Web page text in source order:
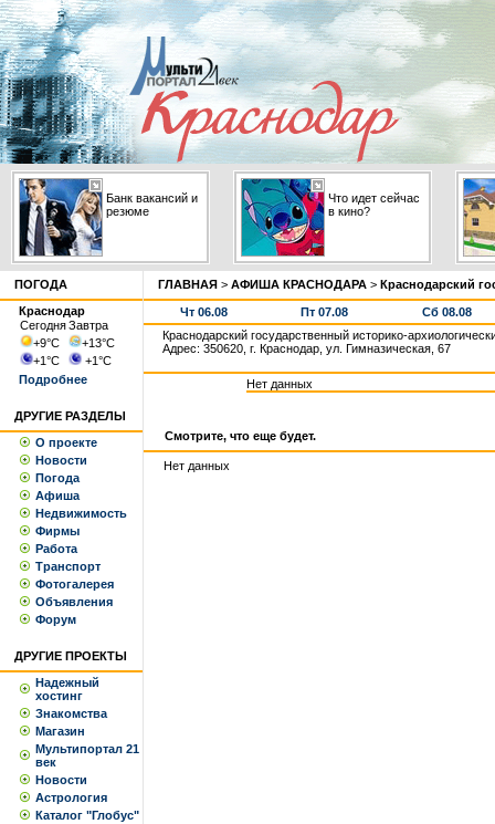
Банк вакансий и
резюме
Что идет сейчас
в кино?
ПОГОДА
Краснодар
СегодняЗавтра
+9°С +13°С
+1°С +1°С
Подробнее
ДРУГИЕ РАЗДЕЛЫ
О проекте
Новости
Погода
Афиша
Недвижимость
Фирмы
Работа
Транспорт
Фотогалерея
Объявления
Форум
ДРУГИЕ ПРОЕКТЫ
Надежный
хостинг
Знакомства
Магазин
Мультипортал 21
век
Новости
Астрология
Каталог "Глобус"
ГЛАВНАЯ > АФИША КРАСНОДАРА > Краснодарский
Чт 06.08 Пт 07.08
Сб 08.08
Краснодарский государственный историко-
Адрес: 350620, г. Краснодар, ул. Гимназическая, 67
Нет данных
Смотрите, что еще будет.
Нет данных